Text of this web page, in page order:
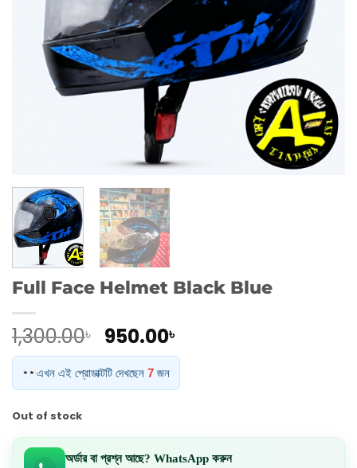
Full Face Helmet Black Blue
1,300.00৳ Original
price
was:
1,300.00৳ .
950.00৳
price
950.00৳ .
এখন এই প্রোডাক্টটি দেখছেন7 জন
Out of stock
অর্ডার বা প্রশ্ন আছে? WhatsApp করুন